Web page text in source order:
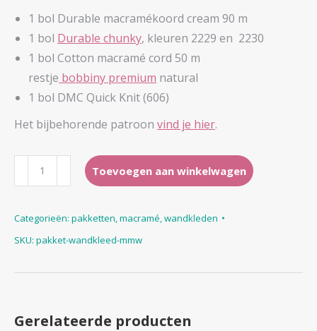
1 bol Durable macramékoord cream 90 m
1 bol Durable chunky, kleuren 2229 en 2230
1 bol Cotton macramé cord 50 m
restje bobbiny premium natural
1 bol DMC Quick Knit (606)
Het bijbehorende patroon vind je hier.
pakket
wandkleed
met
wol)
Toevoegen aan winkelwagen
Categorieën: pakketten,macramé,wandkleden
SKU: pakket-wandkleed-mmw
Gerelateerde producten